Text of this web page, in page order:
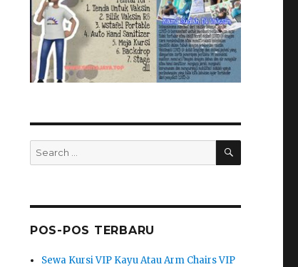
Search
for:
SEARCH
POS-POS TERBARU
Sewa Kursi VIP Kayu Atau Arm Chairs VIP